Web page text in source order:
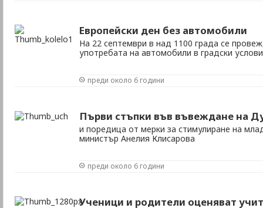
Европейски ден без автомобили
На 22 септември в над 1100 града се
употребата на автомобили в градски
преди около 6 години
Първи стъпки във въвеждане на
и поредица от мерки за стимулиране на
министър Анелия Клисарова
преди около 6 години
Ученици и родители оценяват